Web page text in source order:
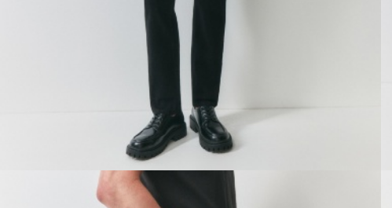
БОЛЬШИЕ РАЗМЕРЫ
НАТУРАЛЬНЫЕ ТКАНИ
СКОРО В ПРОДАЖЕ
РАСПРОДАЖА ДО -60%
ПОДАРОЧНЫЕ СЕРТИФИКАТЫ